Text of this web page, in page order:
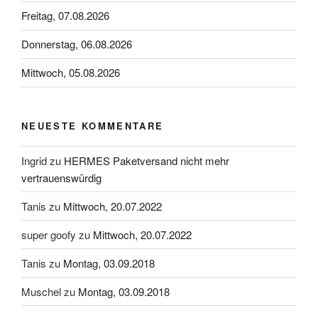
Freitag, 07.08.2026
Donnerstag, 06.08.2026
Mittwoch, 05.08.2026
NEUESTE KOMMENTARE
Ingridzu HERMES Paketversand nicht mehr
vertrauenswürdig
Tanis zu Mittwoch, 20.07.2022
super goofy zu Mittwoch, 20.07.2022
Tanis zu Montag, 03.09.2018
Muschelzu Montag, 03.09.2018